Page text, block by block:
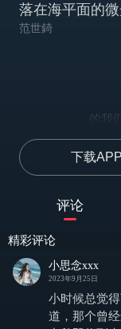
落在海平面的
范世錡
的我
这人潮
下载APP
评论
精彩评论
小思念xxx
2023年9月25日
小时候总觉
道，那个曾